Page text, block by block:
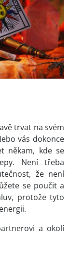
trvat na svém
vás dokonce
někam, kde se
Není třeba
že není
se poučit a
protože tyto
a okolí